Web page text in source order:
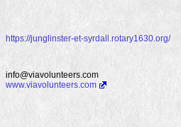
https://junglinster-et-syrdall.rotary1630.org/
info@viavolunteers.com
www.viavolunteers.com